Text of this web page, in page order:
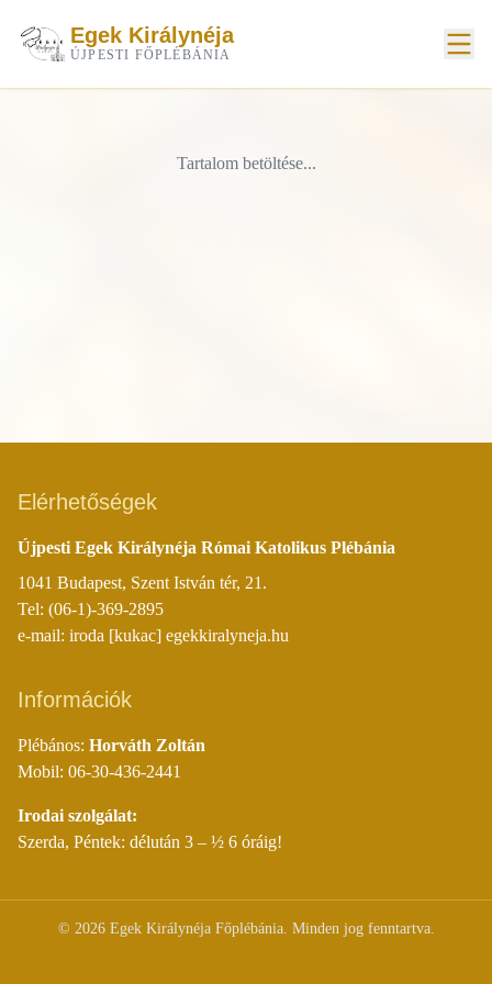
Egek Királynéja
ÚJPESTI FŐPLÉBÁNIA
Tartalom betöltése...
Elérhetőségek
Újpesti Egek Királynéja Római Katolikus Plébánia
1041 Budapest, Szent István tér, 21.
Tel: (06-1)-369-2895
e-mail: iroda [kukac] egekkiralyneja.hu
Információk
Plébános: Horváth Zoltán
Mobil: 06-30-436-2441
Irodai szolgálat:
Szerda, Péntek: délután 3 – ½ 6 óráig!
© 2026Egek Királynéja Főplébánia. Minden jog fenntartva.